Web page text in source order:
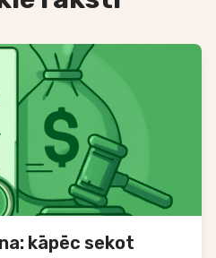
kāpēc sekot